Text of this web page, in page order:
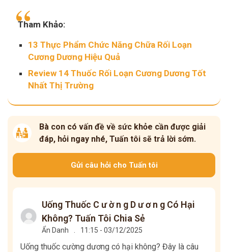
Tham Khảo:
13 Thực Phẩm Chức Năng Chữa Rối Loạn
Cương Dương Hiệu Quả
Review 14 Thuốc Rối Loạn Cương Dương Tốt
Nhất Thị Trường
Bà con có vấn đề về sức khỏe cần được giải
đáp, hỏi ngay nhé, Tuấn tôi sẽ trả lời sớm.
Gửi câu hỏi cho Tuấn tôi
Uống Thuốc C ư ờ n g D ư ơ n g Có Hại
Không? Tuấn Tôi Chia Sẻ
Ẩn Danh 11:15 - 03/12/2025
Uống thuốc cường dương có hại không? Đây là câu